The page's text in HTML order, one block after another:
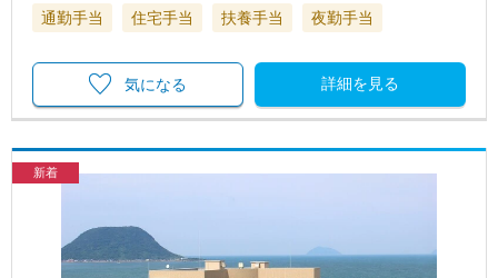
通勤手当 住宅手当 扶養手当 夜勤手当
詳細を見る
気になる
新着